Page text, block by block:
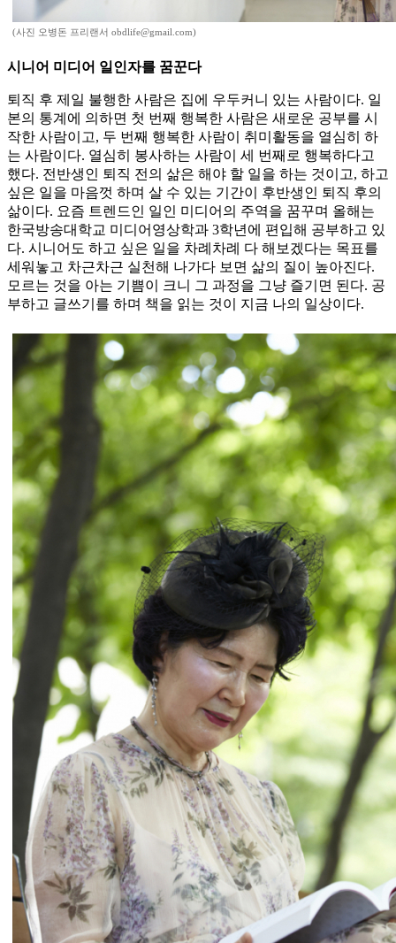
(사진 오병돈 프리랜서 obdlife@gmail.com)
시니어 미디어 일인자를 꿈꾼다
퇴직 후 제일 불행한 사람은 집에 우두커니 있는 사람이다. 일
본의 통계에 의하면 첫 번째 행복한 사람은 새로운 공부를 시
작한 사람이고, 두 번째 행복한 사람이 취미활동을 열심히 하
는 사람이다. 열심히 봉사하는 사람이 세 번째로 행복하다고
했다. 전반생인 퇴직 전의 삶은 해야 할 일을 하는 것이고, 하고
싶은 일을 마음껏 하며 살 수 있는 기간이 후반생인 퇴직 후의
삶이다. 요즘 트렌드인 일인 미디어의 주역을 꿈꾸며 올해는
한국방송대학교 미디어영상학과 3학년에 편입해 공부하고 있
다. 시니어도 하고 싶은 일을 차례차례 다 해보겠다는 목표를
세워놓고 차근차근 실천해 나가다 보면 삶의 질이 높아진다.
모르는 것을 아는 기쁨이 크니 그 과정을 그냥 즐기면 된다. 공
부하고 글쓰기를 하며 책을 읽는 것이 지금 나의 일상이다.